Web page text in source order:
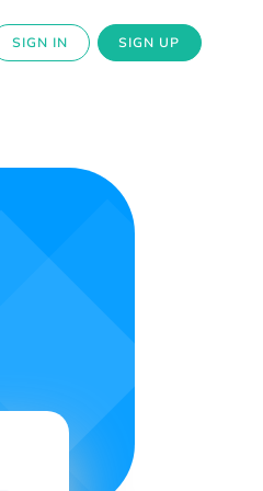
SIGN IN SIGN UP